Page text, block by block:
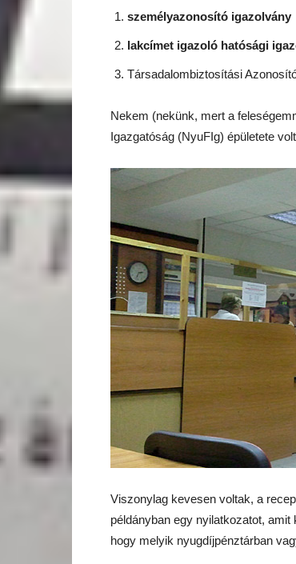
személyazonosító igazolvány
lakcímet igazoló hatósági
Társadalombiztosítási
Nekem (nekünk, mert a
Igazgatóság (NyuFIg) épületete
Viszonylag kevesen voltak, a
példányban egy nyilatkozatot,
hogy melyik nyugdíjpénztárban